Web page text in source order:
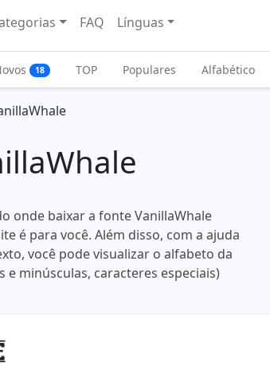
FAQ Línguas
18 TOP Populares Alfabético
onde baixar a fonte VanillaWhale
é para você. Além disso, com a ajuda
você pode visualizar o alfabeto da
e minúsculas, caracteres especiais)